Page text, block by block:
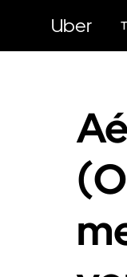
principal
Uber